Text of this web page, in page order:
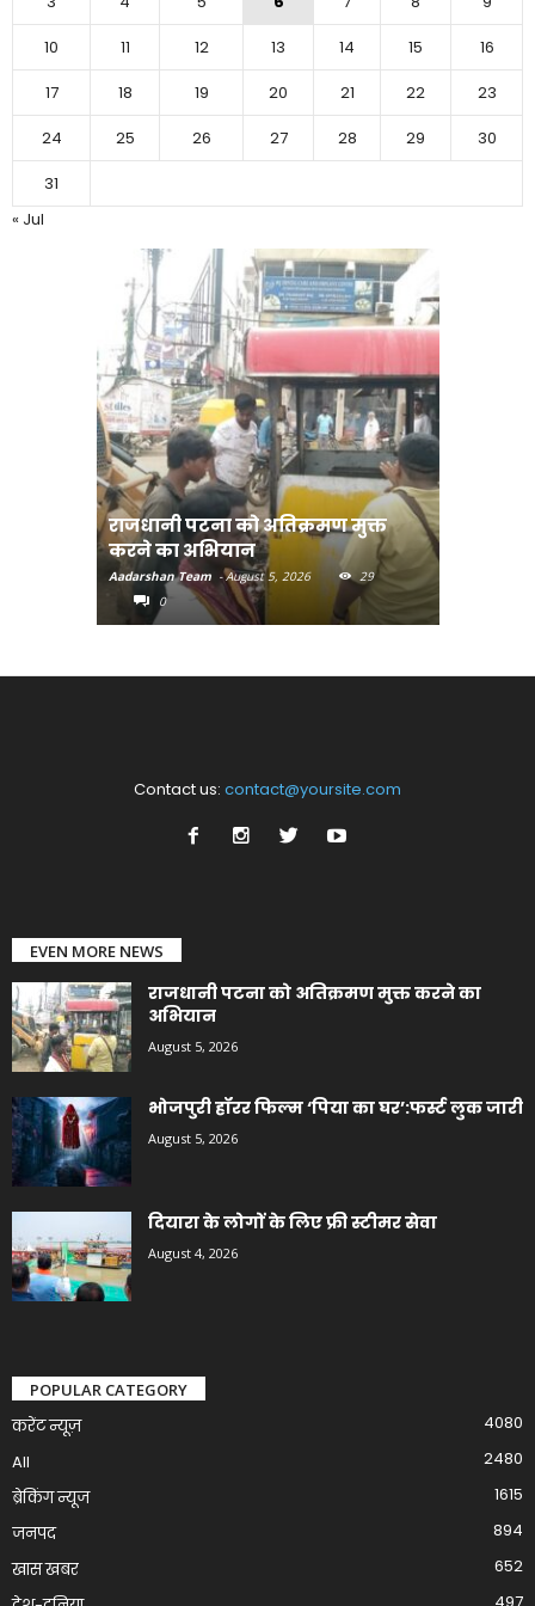
10
11 12 13 14 15
16
17
18 19 20 21 22
23
24
25 26 27 28 29
30
31
« Jul
राजधानी पटना को अतिक्रमण मुक्त
करने का अभियान
Aadarshan Team - August 5, 2026
29
0
Contact us: contact@yoursite.com
EVEN MORE NEWS
राजधानी पटना को अतिक्रमण मुक्त करने का
अभियान
August 5, 2026
भोजपुरी हॉरर फिल्म ‘पिया का घर’:फर्स्ट लुक जारी
August 5, 2026
दियारा के लोगों के लिए फ्री स्टीमर सेवा
August 4, 2026
POPULAR CATEGORY
करेंट न्यूज़
4080
All
2480
ब्रेकिंग न्यूज
1615
जनपद
894
खास खबर
652
497